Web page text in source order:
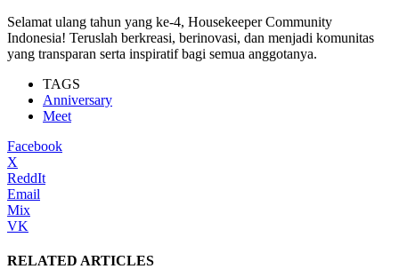
Selamat ulang tahun yang ke-4, Housekeeper Community
Indonesia! Teruslah berkreasi, berinovasi, dan menjadi komunitas
yang transparan serta inspiratif bagi semua anggotanya.
TAGS
Anniversary
Meet
Facebook
X
ReddIt
Email
Mix
VK
RELATED ARTICLES